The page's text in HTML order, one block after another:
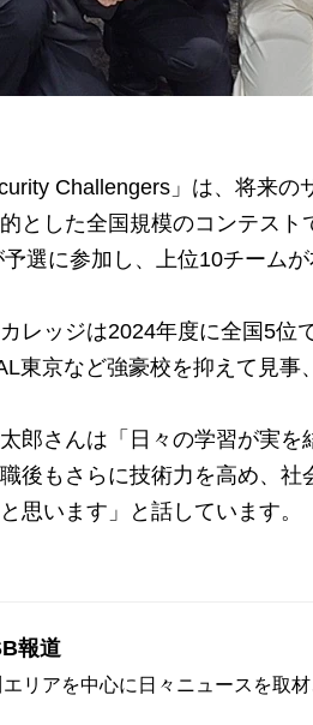
Challengers」は、将来の
とした全国規模のコンテス
選に参加し、上位10チームが
レッジは2024年度に全国5位
東京など強豪校を抑えて見事
郎さんは「日々の学習が実を
後もさらに技術力を高め、
思います」と話しています。
報道
リアを中心に日々ニュースを取材